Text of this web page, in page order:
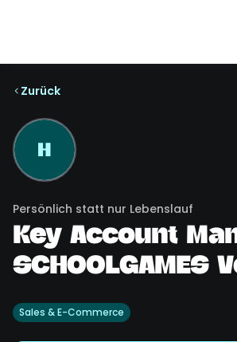
Zurück
H
Persönlich statt nur Lebenslauf
Key Account
SCHOOLGAMES
Sales & E-Commerce